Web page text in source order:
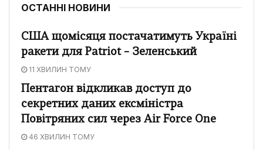
ОСТАННІ НОВИНИ
США щомісяця постачатимуть Україні
ракети для Patriot – Зеленський
11 ХВИЛИН ТОМУ
Пентагон відкликав доступ до
секретних даних ексміністра
Повітряних сил через Air Force One
46 ХВИЛИН ТОМУ